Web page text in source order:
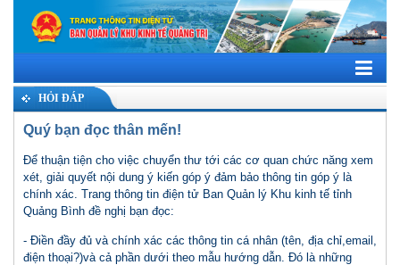
HỎI ĐÁP
Quý bạn đọc thân mến!
Để thuận tiện cho việc chuyển thư tới các cơ quan chức năng xem
xét, giải quyết nội dung ý kiến góp ý đảm bảo thông tin góp ý là
chính xác. Trang thông tin điện tử Ban Quản lý Khu kinh tế tỉnh
Quảng Bình đề nghị bạn đọc:
- Điền đầy đủ và chính xác các thông tin cá nhân (tên, địa chỉ,email,
điện thoại?)và cả phần dưới theo mẫu hướng dẫn. Đó là những